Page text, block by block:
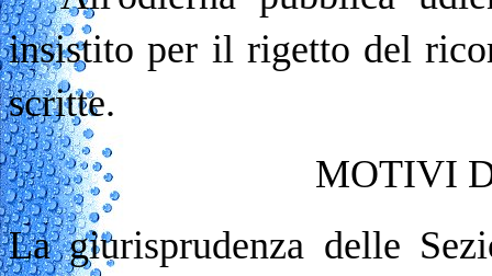
insistito per il rigetto del
scritte.
MOTIVI
La giurisprudenza delle